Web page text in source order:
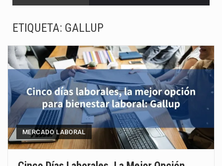
Solo el 17.8 % de las empresas en México se considera totalmente preparada para la…
Ante la suspensión temporal de las inspecciones sanitarias del Departamento de Agricultura de Estados Unidos…
Los créditos fiscales determinados a empresas IMMEX rara vez nacen de una interpretación equivocada de…
La industria automotriz mexicana concentra más de la mitad de las quejas bajo el Mecanismo…
ETIQUETA: GALLUP
MERCADO LABORAL